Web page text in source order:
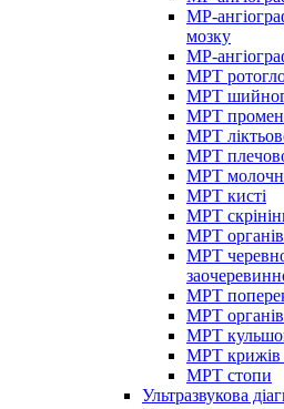
МР-
мозку
МР-
МРТ
МРТ
МРТ
МРТ
МРТ
МРТ
МРТ кисті
МРТ
МРТ органів
МРТ
МРТ
МРТ
МРТ
МРТ крижів
МРТ стопи
Ультразвукова